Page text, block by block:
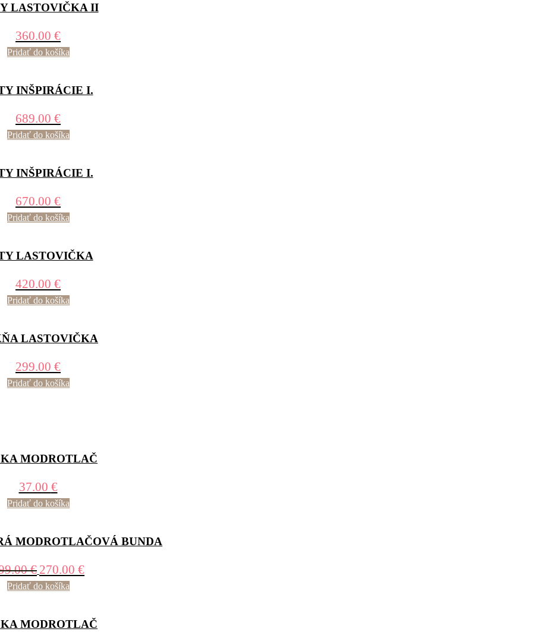
LASTOVIČKA II
360.00 €
Pridať do košíka
INŠPIRÁCIE I.
689.00 €
Pridať do košíka
INŠPIRÁCIE I.
670.00 €
Pridať do košíka
LASTOVIČKA
420.00 €
Pridať do košíka
LASTOVIČKA
299.00 €
Pridať do košíka
MODROTLAČ
37.00 €
Pridať do košíka
MODROTLAČOVÁ BUNDA
€ 270.00 €
Pridať do košíka
MODROTLAČ